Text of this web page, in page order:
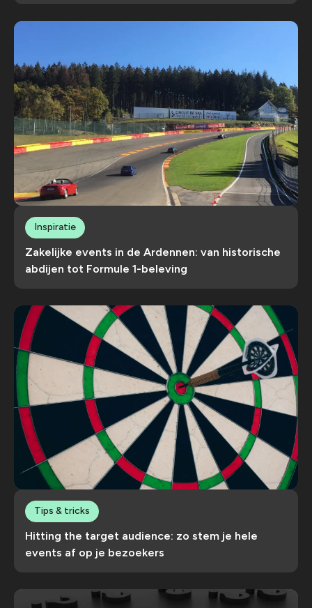
Zakelijke events in de Ardennen: van historische
abdijen tot Formule 1-beleving
Inspiratie
Hitting the target audience: zo stem je hele
events af op je bezoekers
Tips & tricks